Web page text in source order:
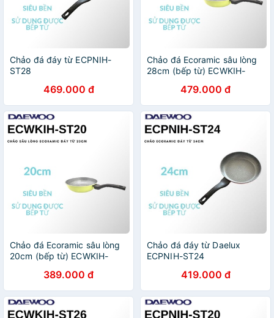
Chảo đá đáy từ ECPNIH-
ST28
469.000 đ
Chảo đá Ecoramic sâu lòng
28cm (bếp từ) ECWKIH-
479.000 đ
Chảo đá Ecoramic sâu lòng
20cm (bếp từ) ECWKIH-
389.000 đ
Chảo đá đáy từ Daelux
ECPNIH-ST24
419.000 đ